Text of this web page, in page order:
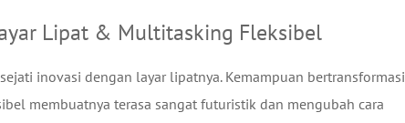
Lipat & Multitasking Fleksibel
inovasi dengan layar lipatnya. Kemampuan bertransformasi
membuatnya terasa sangat futuristik dan mengubah cara